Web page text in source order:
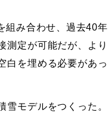
組み合わせ、過去40年
測定が可能だが、より
白を埋める必要があっ
モデルをつくった。